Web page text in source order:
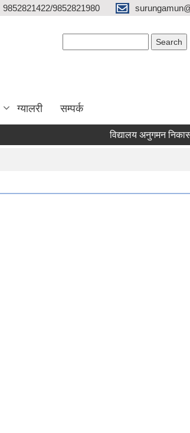
9852821422/9852821980
ग्यालरी सम्पर्क
विद्यालय अनुगमन निकासा